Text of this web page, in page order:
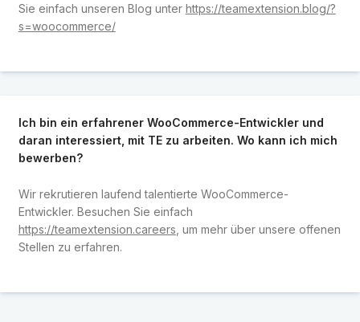
Sie einfach unseren Blog unter https://teamextension.blog/?
s=woocommerce/
Ich bin ein erfahrener WooCommerce-Entwickler und
daran interessiert, mit TE zu arbeiten. Wo kann ich mich
bewerben?
Wir rekrutieren laufend talentierte WooCommerce-
Entwickler. Besuchen Sie einfach
https://teamextension.careers , um mehr über unsere offenen
Stellen zu erfahren.